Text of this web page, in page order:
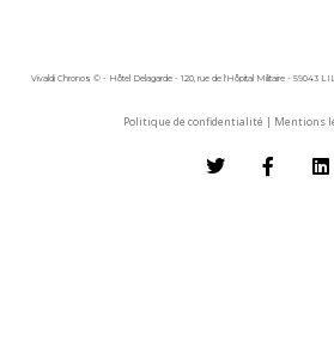
Vivaldi Chronos © - Hôtel Delagarde - 120, rue de l'Hôpital Militaire - 59043
Politique de confidentialité | Mentions